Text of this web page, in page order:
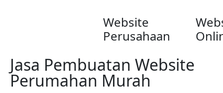
Website
Perusahaan
Jasa Pembuatan Website
Perumahan Murah